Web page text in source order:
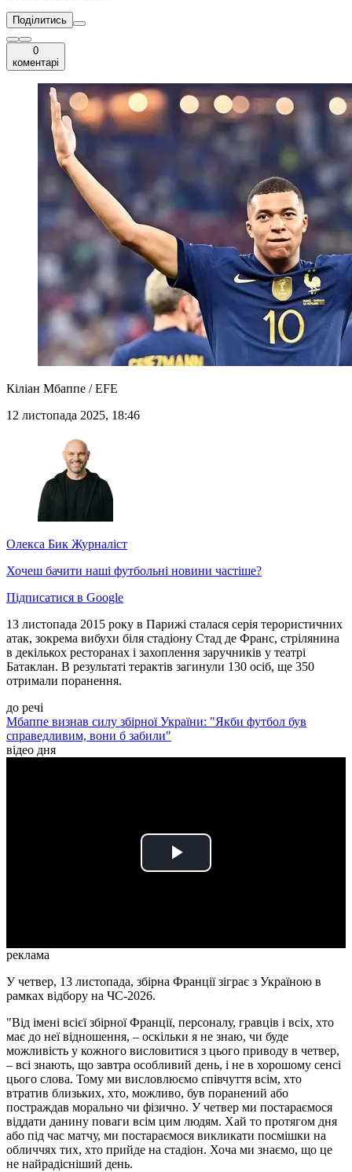
Поділитись
0
коментарі
Кіліан Мбаппе / EFE
12 листопада 2025, 18:46
Олекса Бик Журналіст
Хочеш бачити наші футбольні новини частіше?
Підписатися в Google
13 листопада 2015 року в Парижі сталася серія терористичних
атак, зокрема вибухи біля стадіону Стад де Франс, стрілянина
в декількох ресторанах і захоплення заручників у театрі
Батаклан. В результаті терактів загинули 130 осіб, ще 350
отримали поранення.
до речі
Мбаппе визнав силу збірної України: "Якби футбол був
справедливим, вони б забили"
відео дня
Play
реклама
У четвер, 13 листопада, збірна Франції зіграє з Україною в
рамках відбору на ЧС-2026.
"Від імені всієї збірної Франції, персоналу, гравців і всіх, хто
має до неї відношення, – оскільки я не знаю, чи буде
можливість у кожного висловитися з цього приводу в четвер,
– всі знають, що завтра особливий день, і не в хорошому сенсі
цього слова. Тому ми висловлюємо співчуття всім, хто
втратив близьких, хто, можливо, був поранений або
постраждав морально чи фізично. У четвер ми постараємося
віддати данину поваги всім цим людям. Хай то протягом дня
або під час матчу, ми постараємося викликати посмішки на
обличчях тих, хто прийде на стадіон. Хоча ми знаємо, що це
не найрадісніший день.